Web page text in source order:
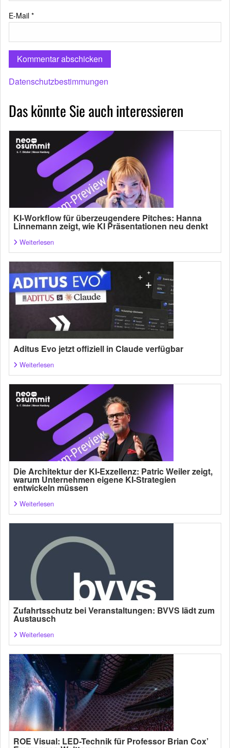
E-Mail *
Datenschutzbestimmungen
Das könnte Sie auch interessieren
KI-Workflow für überzeugendere Pitches: Hanna
Linnemann zeigt, wie KI Präsentationen neu denkt
Weiterlesen
Aditus Evo jetzt offiziell in Claude verfügbar
Weiterlesen
Die Architektur der KI-Exzellenz: Patric Weiler zeigt,
warum Unternehmen eigene KI-Strategien
entwickeln müssen
Weiterlesen
Zufahrtsschutz bei Veranstaltungen: BVVS lädt zum
Austausch
Weiterlesen
ROE Visual: LED-Technik für Professor Brian Cox’